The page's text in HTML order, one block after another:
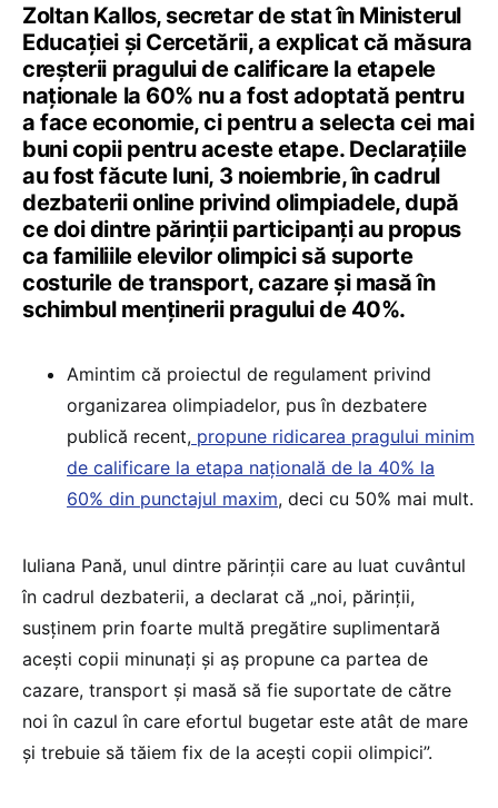
Zoltan Kallos, secretar de stat în Ministerul
Educației și Cercetării, a explicat că măsura
creșterii pragului de calificare la etapele
naționale la 60% nu a fost adoptată pentru
a face economie, ci pentru a selecta cei mai
buni copii pentru aceste etape. Declarațiile
au fost făcute luni, 3 noiembrie, în cadrul
dezbaterii online privind olimpiadele, după
ce doi dintre părinții participanți au propus
ca familiile elevilor olimpici să suporte
costurile de transport, cazare și masă în
schimbul menținerii pragului de 40%.
Amintim că proiectul de regulament privind
organizarea olimpiadelor, pus în dezbatere
publică recent, propune ridicarea pragului minim
de calificare la etapa națională de la 40% la
60% din punctajul maxim, deci cu 50% mai mult.
Iuliana Pană, unul dintre părinții care au luat cuvântul
în cadrul dezbaterii, a declarat că „noi, părinții,
susținem prin foarte multă pregătire suplimentară
acești copii minunați și aș propune ca partea de
cazare, transport și masă să fie suportate de către
noi în cazul în care efortul bugetar este atât de mare
și trebuie să tăiem fix de la acești copii olimpici”.